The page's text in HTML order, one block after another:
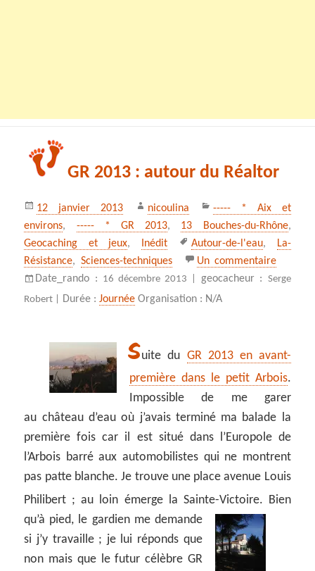
GR 2013 : autour du Réaltor
Publié
le
12 janvier 2013 Auteur
nicoulina Catégories
----- * Aix et
environs, ----- * GR 2013, 13 Bouches-du-Rhône,
Geocaching et jeux, Inédit
Mots-
clés
Autour-de-l'eau, La-
Résistance,Sciences-techniques Un commentairesur GR
Date_rando : 16 décembre 2013 | geocacheur : Serge
Robert |
Durée :Journée Organisation : N/A
Suite du GR 2013 en avant-
première dans le petit Arbois.
Impossible de me garer
au château d’eau où j’avais terminé ma balade la
première fois car il est situé dans l’Europole de
l’Arbois barré aux automobilistes qui ne montrent
pas patte blanche. Je trouve une place avenue Louis
Philibert ; au loin émerge la Sainte-Victoire. Bien
qu’à pied, le gardien me demande
si j’y travaille ; je lui réponds que
non mais que le futur célèbre GR